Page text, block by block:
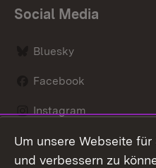
Social Media
Bluesky
Facebook
Instagram
LinkedIn
Um unsere Webseite
und verbessern zu